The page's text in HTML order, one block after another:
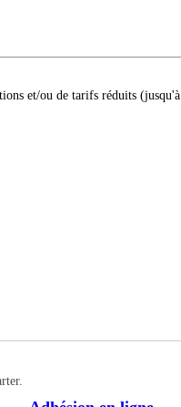
et/ou de tarifs réduits (jusqu'à